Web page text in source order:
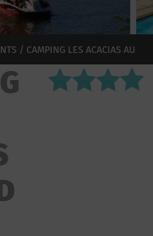
/ CAMPING LES ACACIAS AU